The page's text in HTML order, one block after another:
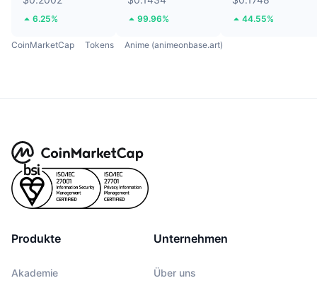
6.25% 99.96% 44.55%
CoinMarketCap Tokens Anime (animeonbase.art)
Produkte
Akademie
Unternehmen
Über uns